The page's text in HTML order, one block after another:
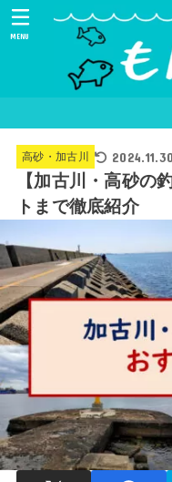
MENU
高砂・加古川 2024.11.30
【加古川・高砂の
トまで徹底紹介